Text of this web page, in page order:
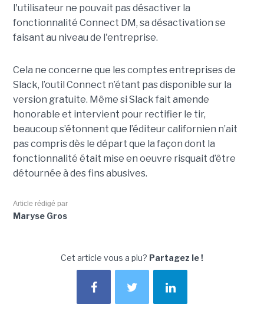
l'utilisateur ne pouvait pas désactiver la
fonctionnalité Connect DM, sa désactivation se
faisant au niveau de l'entreprise.
Cela ne concerne que les comptes entreprises de
Slack, l’outil Connect n’étant pas disponible sur la
version gratuite. Même si Slack fait amende
honorable et intervient pour rectifier le tir,
beaucoup s’étonnent que l’éditeur californien n’ait
pas compris dès le départ que la façon dont la
fonctionnalité était mise en oeuvre risquait d’être
détournée à des fins abusives.
Article rédigé par
Maryse Gros
Cet article vous a plu? Partagez le !